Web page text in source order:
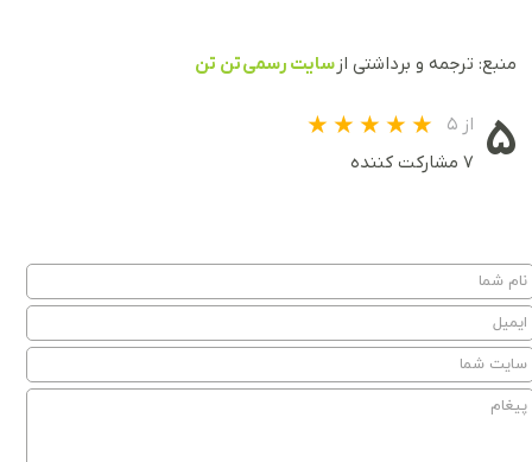
منبع: ترجمه و برداشتی از سایت رسمی تن تن
۵ از ۵
۷ مشارکت کننده